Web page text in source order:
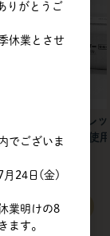
明治 | フレ
ー 食塩不使
すすめ商品を見る
りがとうご
休業とさせ
でございま
月24日(金)
業明けの8
ます。